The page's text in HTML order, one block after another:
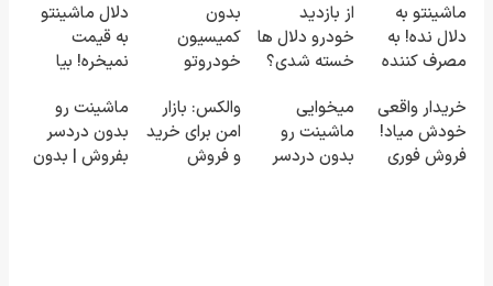
ماشینتو به
دلال نده! به
مصرف کننده
پاسخ به یک
تماس
از بازدید
خودرو دلال ها
خسته شدی؟
ماشینت رو
اینجا ثبت کن
بدون
کمیسیون
خودروتو
دلال ماشینتو
به قیمت
نمیخره! بیا
بفروش*فقط
خریدار واقعی*
خریدار واقعی
خودش میاد!
فروش فوری
میخوایی
ماشینت رو
بدون دردسر
والکس: بازار
امن برای خرید
و فروش
ماشینت رو
بدون دردسر
بفروش | بدون